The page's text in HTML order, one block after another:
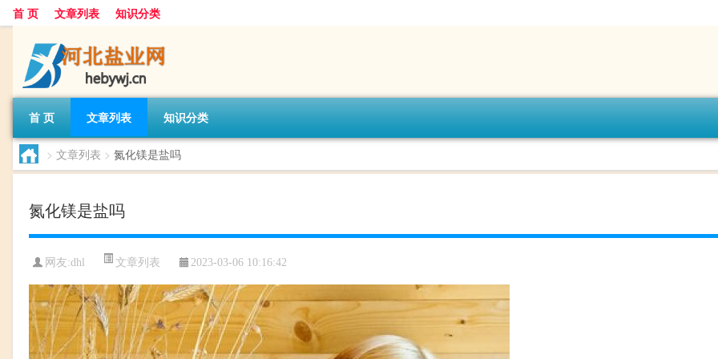
首 页 文章列表 知识分类
首 页 文章列表 知识分类
> 文章列表 > 氮化镁是盐吗
氮化镁是盐吗
网友:dhl 文章列表 2023-03-06 10:16:42